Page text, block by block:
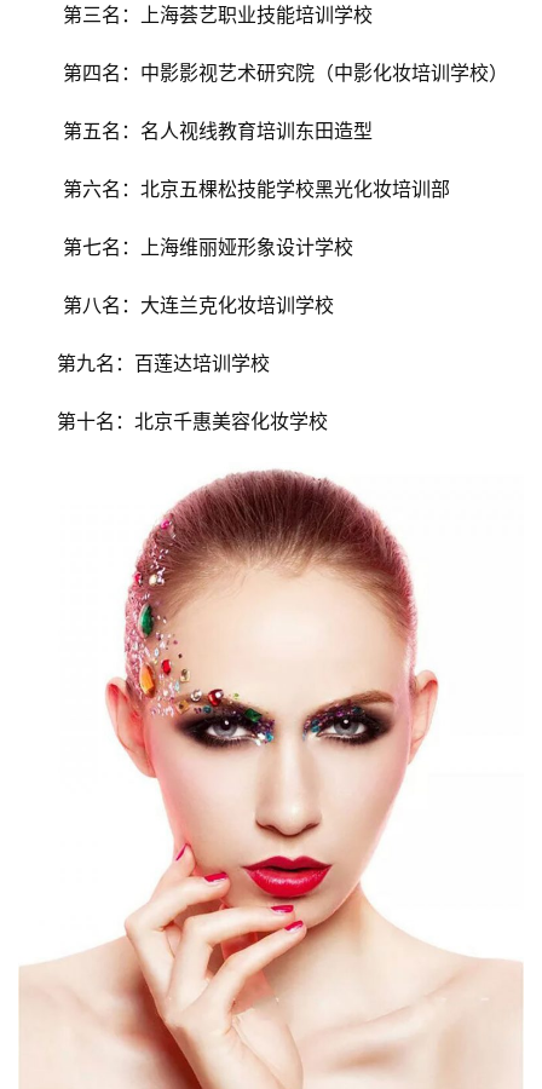
第三名：上海荟艺职业技能培训学校
第四名：中影影视艺术研究院（中影化妆培训学校）
第五名：名人视线教育培训东田造型
第六名：北京五棵松技能学校黑光化妆培训部
第七名：上海维丽娅形象设计学校
第八名：大连兰克化妆培训学校
第九名：百莲达培训学校
第十名：北京千惠美容化妆学校